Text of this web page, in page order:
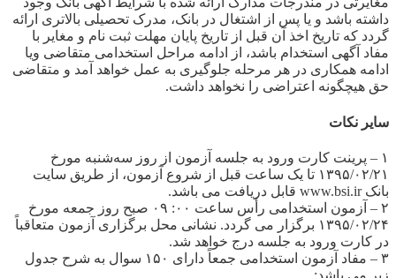
داشته باشد و یا پس از اشتغال در بانک، مدرک تحصیلی بالاتری ارائه
گردد که تاریخ اخذ آن قبل از تاریخ پایان مهلت ثبت نام و مغایر با
مفاد آگهی استخدام باشد، از ادامه مراحل استخدامی متقاضی ویا
ادامه همکاری در هر مرحله جلوگیری به عمل خواهد آمد و متقاضی
حق هیچگونه اعتراضی را نخواهد داشت.
سایر نکات
۱ – پرینت کارت ورود به جلسه آزمون از روز سه‌شنبه مورخ
۱۳۹۵/۰۲/۲۱ تا یک ساعت قبل از شروع آزمون، از طریق سایت
بانک www.bsi.ir قابل دریافت می باشد.
۲ – آزمون استخدامی رأس ساعت ۰۰: ۰۹ صبح روز جمعه مورخ
۱۳۹۵/۰۲/۲۴ برگزار می گردد. نشانی محل برگزاری آزمون متعاقباً
در کارت ورود به جلسه درج خواهد شد.
۳ – مفاد آزمون استخدامی جمعاً دارای ۱۵۰ سوال به شرح جدول
زیر می باشد: